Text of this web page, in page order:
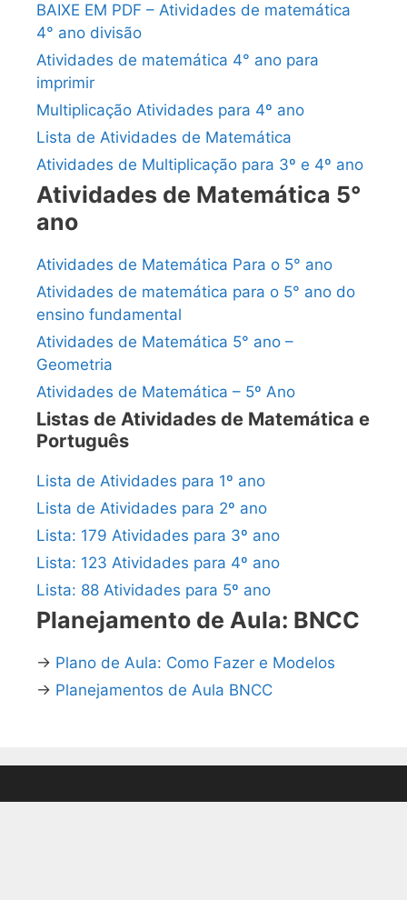
BAIXE EM PDF – Atividades de matemática
4° ano divisão
Atividades de matemática 4° ano para
imprimir
Multiplicação Atividades para 4º ano
Lista de Atividades de Matemática
Atividades de Multiplicação para 3º e 4º ano
Atividades de Matemática 5°
ano
Atividades de Matemática Para o 5° ano
Atividades de matemática para o 5° ano do
ensino fundamental
Atividades de Matemática 5° ano –
Geometria
Atividades de Matemática – 5º Ano
Listas de Atividades de Matemática e
Português
Lista de Atividades para 1º ano
Lista de Atividades para 2º ano
Lista: 179 Atividades para 3º ano
Lista: 123 Atividades para 4º ano
Lista: 88 Atividades para 5º ano
Planejamento de Aula: BNCC
→ Plano de Aula: Como Fazer e Modelos
→ Planejamentos de Aula BNCC